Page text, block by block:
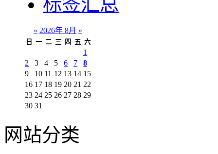
« 2026年 8月 »
日 一 二 三 四 五 六
1
2
3 4 5 6 7
8
9
10 11 12 13 14 15
16 17 18 19 20 21 22
23 24 25 26 27 28 29
30 31
网站分类